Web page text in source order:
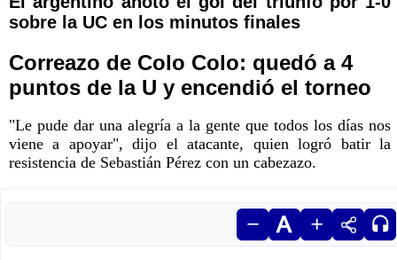
sobre la UC en los minutos finales
Correazo de Colo Colo: quedó a 4
puntos de la U y encendió el torneo
"Le pude dar una alegría a la gente que todos los días nos
viene a apoyar", dijo el atacante, quien logró batir la
resistencia de Sebastián Pérez con un cabezazo.